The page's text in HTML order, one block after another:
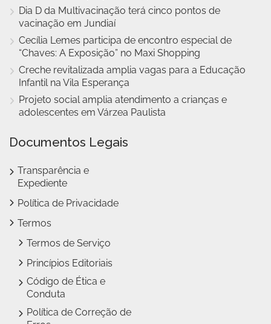
Dia D da Multivacinação terá cinco pontos de
vacinação em Jundiaí
Cecília Lemes participa de encontro especial de
“Chaves: A Exposição” no Maxi Shopping
Creche revitalizada amplia vagas para a Educação
Infantil na Vila Esperança
Projeto social amplia atendimento a crianças e
adolescentes em Várzea Paulista
Documentos Legais
Transparência e
Expediente
Política de Privacidade
Termos
Termos de Serviço
Princípios Editoriais
Código de Ética e
Conduta
Política de Correção de